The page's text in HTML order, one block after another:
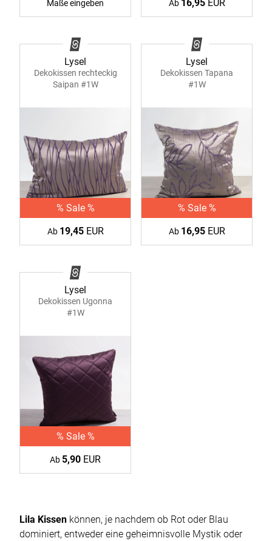
Maße eingeben Ab 16,95EUR
Lysel
Dekokissen rechteckig
Saipan #1W
% Sale %
Ab 19,45EUR
Lysel
Dekokissen Tapana
#1W
% Sale %
Ab 16,95EUR
Lysel
Dekokissen Ugonna
#1W
% Sale %
Ab 5,90 EUR
Lila Kissen können, je nachdem ob Rot oder Blau
dominiert, entweder eine geheimnisvolle Mystik oder